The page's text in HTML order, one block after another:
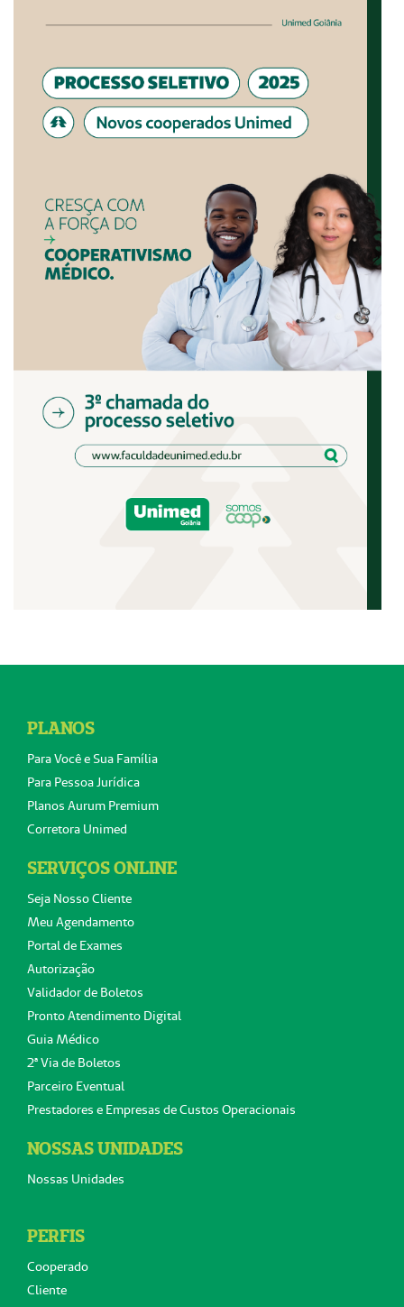
PLANOS
Para Você e Sua Família
Para Pessoa Jurídica
Planos Aurum Premium
Corretora Unimed
SERVIÇOS ONLINE
Seja Nosso Cliente
Meu Agendamento
Portal de Exames
Autorização
Validador de Boletos
Pronto Atendimento Digital
Guia Médico
2ª Via de Boletos
Parceiro Eventual
Prestadores e Empresas de Custos Operacionais
NOSSAS UNIDADES
Nossas Unidades
PERFIS
Cooperado
Cliente